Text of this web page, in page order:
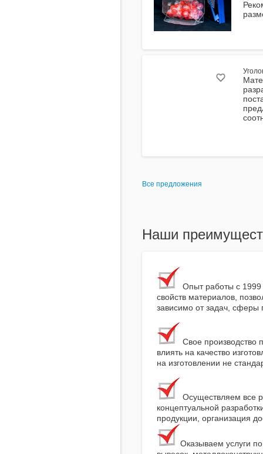
Все предложения
Наши
Опыт работы с 1999
свойств материалов,
зависимо от задач,
Свое производство
влиять на качество
на изготовлении не
Осуществляем все
концептуальной
продукции, организация
Оказываем услуги